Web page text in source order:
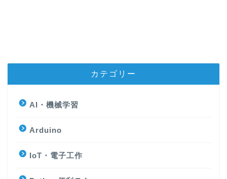
カテゴリー
AI・機械学習
Arduino
IoT・電子工作